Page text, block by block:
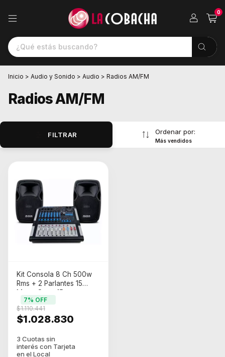
0
Inicio > Audio y Sonido > Audio > Radios AM/FM
Radios AM/FM
FILTRAR Ordenar por:
Más vendidos
Kit Consola 8 Ch 500w
Rms + 2 Parlantes 15
Moon Stone15
$1.028.830
$1.110.441
7% OFF